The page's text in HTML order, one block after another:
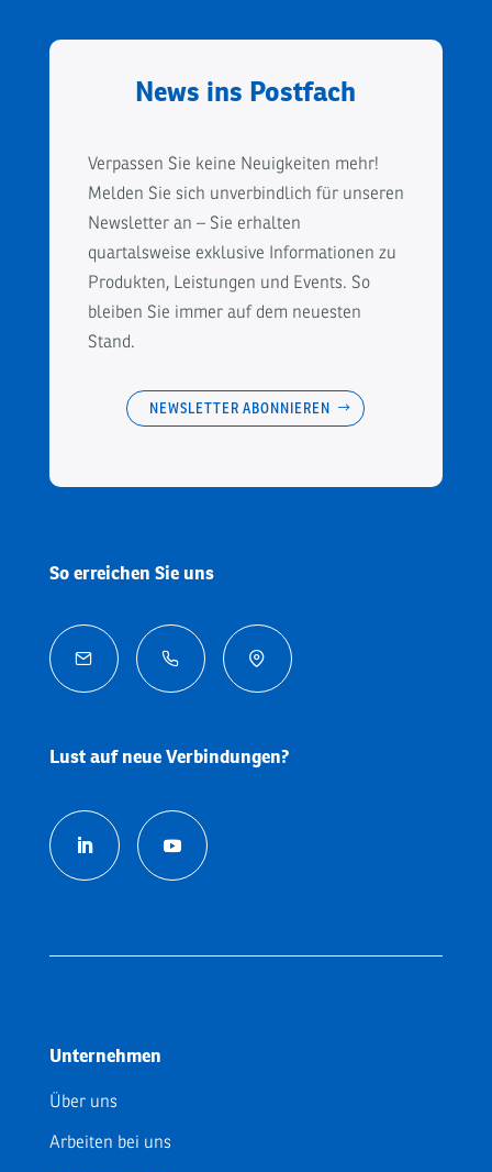
News ins Postfach
Verpassen Sie keine Neuigkeiten mehr!
Melden Sie sich unverbindlich für unseren
Newsletter an – Sie erhalten
quartalsweise exklusive Informationen zu
Produkten, Leistungen und Events. So
bleiben Sie immer auf dem neuesten
Stand.
NEWSLETTER ABONNIEREN
So erreichen Sie uns
  
Lust auf neue Verbindungen?
Unternehmen
Über uns
Arbeiten bei uns